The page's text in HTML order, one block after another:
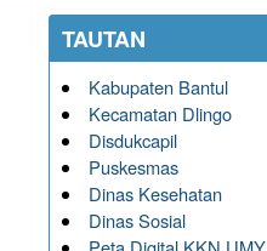
TAUTAN
Kabupaten Bantul
Kecamatan Dlingo
Disdukcapil
Puskesmas
Dinas Kesehatan
Dinas Sosial